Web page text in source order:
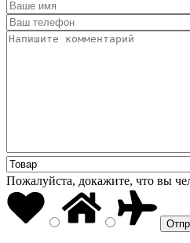
Пожалуйста, докажите, что вы